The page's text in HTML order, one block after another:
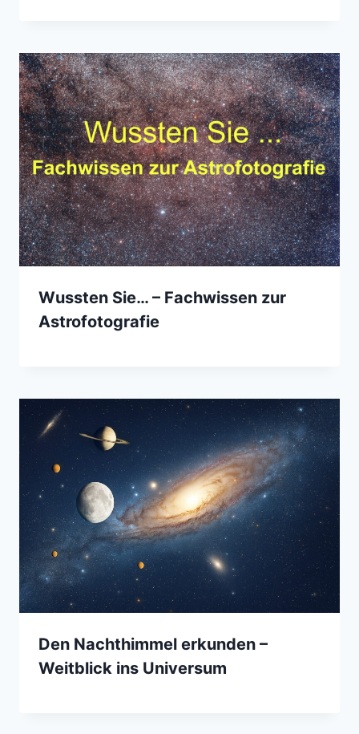
Wussten Sie… – Fachwissen zur
Astrofotografie
Den Nachthimmel erkunden –
Weitblick ins Universum